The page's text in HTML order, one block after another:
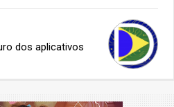
dos aplicativos